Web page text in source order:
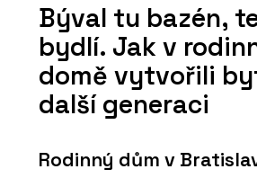
Býval tu bazén,
bydlí. Jak v
domě vytvořili
další generaci
Rodinný dům v